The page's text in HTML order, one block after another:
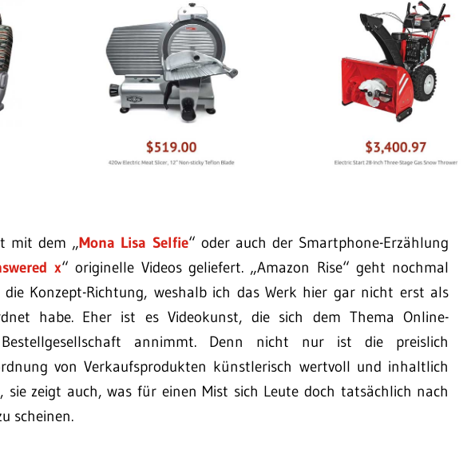
mit dem „Mona Lisa Selfie“ oder auch der Smartphone-Erzählung
x“ originelle Videos geliefert. „Amazon Rise“ geht nochmal
Konzept-Richtung, weshalb ich das Werk hier gar nicht erst als
habe. Eher ist es Videokunst, die sich dem Thema Online-
annimmt. Denn nicht nur ist die preislich
von Verkaufsprodukten künstlerisch wertvoll und inhaltlich
sie zeigt auch, was für einen Mist sich Leute doch tatsächlich nach
scheinen.